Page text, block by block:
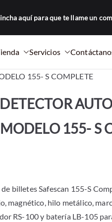
aquí para que te llame un
Servicios
155- S COMPLETE
155- S
billetes Safescan 155-S
magnético, hilo metálico,
RS-100 y batería LB-105